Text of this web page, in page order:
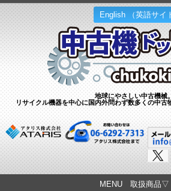
English （英語サイ
地球にやさしい中古機械
リサイクル機器を中心に国内外問わず数多くの中古
MENU 取扱商品▽